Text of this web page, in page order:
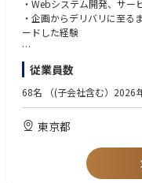
る方 (GoogleAnalytics、
◆求める人物像
・事業にコミットし、深い
ていきたい方
・最新の情報、トレンド、
好奇心がある方
・デジタルマーケティング
を行いたい方
・フットワーク軽く、自身
・データや数字への関心を
にこだわりを持てる方
・データ（定量情報）だけ
本ポジションでは、エネル
し、再エネ×AIという新し
単なる機能開発にとどまら
想、開発方針やロードマッ
成・マネジメント、実運用
分散型電源運用プラットフ
ネジメント全般
・Webシステム開発、サ
・企画からデリバリに至る
ードした経験
下記領域に関する知見や経
<技術系>
-クラウド・AI・制御シス
-IoT機器やEMS機器の開発
<ドメイン系>
-再エネ、蓄電池、VPP等
<マネジメント系>
-BtoB領域におけるプロジ
-オフショア開発スタッフ
従業員数
68名 （(子会社含む）2026
東京都